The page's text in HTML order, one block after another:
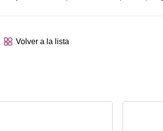
Volver a la lista